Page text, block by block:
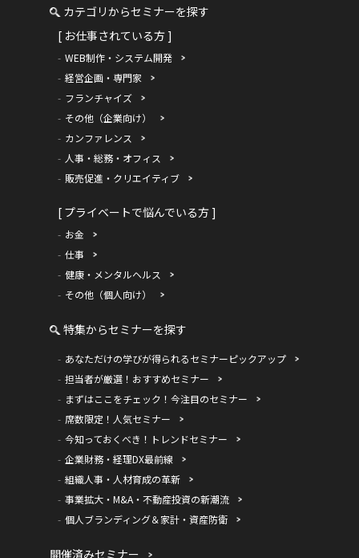
カテゴリからセミナーを探す
[ お仕事されている方 ]
WEB制作・システム開発
経営企画・専門家
フランチャイズ
その他（企業向け）
カンファレンス
人事・総務・オフィス
販売促進・クリエイティブ
[ プライベートで悩んでいる方 ]
お金
仕事
健康・メンタルヘルス
その他（個人向け）
特集からセミナーを探す
あなただけの学びが得られるセミナーピックアップ
担当者が厳選！おすすめセミナー
まずはここをチェック！今注目のセミナー
席数限定！人気セミナー
今知っておくべき！トレンドセミナー
企業財務・経理DX最前線
組織人事・人材育成の革新
事業拡大・M&A・不動産投資の新潮流
個人ブランディング＆家計・資産防衛
開催済みセミナー